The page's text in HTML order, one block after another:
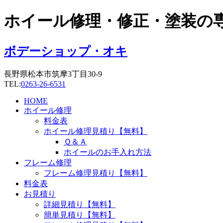
コ
ン
ン
ツ
ス
キ
ホイール修理・修正・塗装の
ボデーショップ・オキ
長野県松本市筑摩3丁目30-9
TEL:0263-26-6531
HOME
ホイール修理
料金表
ホイール修理見積り【無料】
Ｑ＆Ａ
ホイールのお手入れ方法
フレーム修理
フレーム修理見積り【無料】
料金表
お見積り
詳細見積り【無料】
簡単見積り【無料】